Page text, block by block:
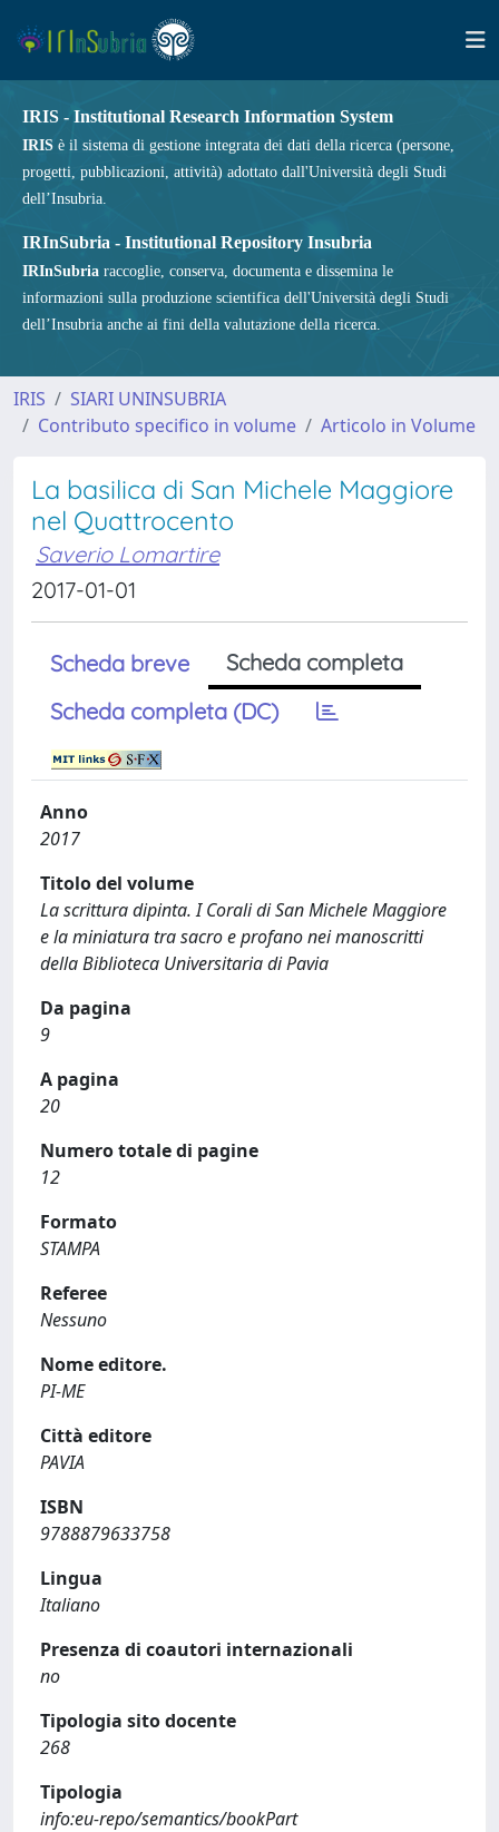
IRIS - Institutional Research Information System
IRIS è il sistema di gestione integrata dei dati della ricerca (persone,
progetti, pubblicazioni, attività) adottato dall'Università degli Studi
dell’Insubria.
IRInSubria - Institutional Repository Insubria
IRInSubria raccoglie, conserva, documenta e dissemina le
informazioni sulla produzione scientifica dell'Università degli Studi
dell’Insubria anche ai fini della valutazione della ricerca.
IRIS
SIARI UNINSUBRIA
Contributo specifico in volume
Articolo in Volume
La basilica di San Michele Maggiore
nel Quattrocento
Saverio Lomartire
2017-01-01
Scheda breve
Scheda completa
Scheda completa (DC)
Anno
2017
Titolo del volume
La scrittura dipinta. I Corali di San Michele Maggiore
e la miniatura tra sacro e profano nei manoscritti
della Biblioteca Universitaria di Pavia
Da pagina
9
A pagina
20
Numero totale di pagine
12
Formato
STAMPA
Referee
Nessuno
Nome editore.
PI-ME
Città editore
PAVIA
ISBN
9788879633758
Lingua
Italiano
Presenza di coautori internazionali
no
Tipologia sito docente
268
Tipologia
info:eu-repo/semantics/bookPart